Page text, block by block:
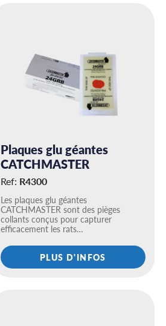
Plaques glu géantes
CATCHMASTER
Ref: R4300
Les plaques glu géantes
CATCHMASTER sont des pièges
collants conçus pour capturer
efficacement les rats…
PLUS D'INFOS